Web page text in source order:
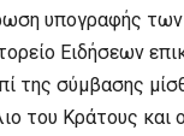
υπογραφής
Ειδήσεων
της σύμβασης
του Κράτους και